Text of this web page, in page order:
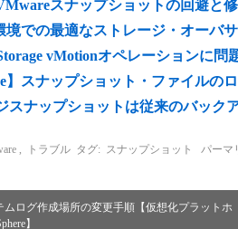
スナップショットの回避と
境での最適なストレージ・オーバ
vMotionオペレーションに問
】スナップショット・ファイルの
スナップショットは従来のバック
, トラブル タグ: スナップショット パーマ
ムログ作成場所の変更手順【仮想化プラットホ
】